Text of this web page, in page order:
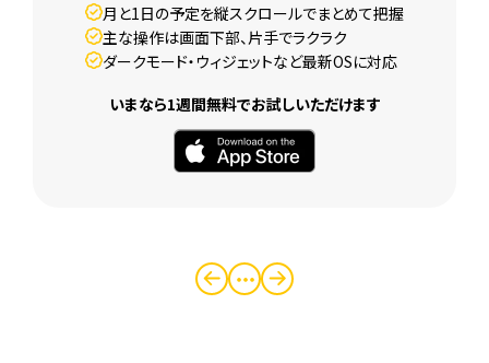
月と1日の予定を縦スクロールでまとめて把握
主な操作は画面下部、片手でラクラク
ダークモード・ウィジェットなど最新OSに対応
いまなら1週間無料でお試しいただけます
・・・